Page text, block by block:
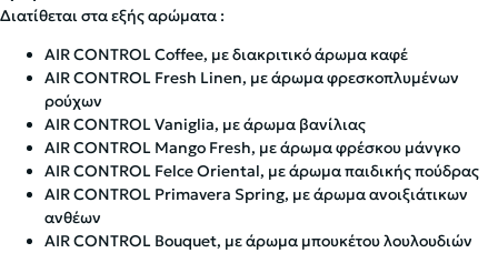
Διατίθεται στα εξής αρώματα :
AIR CONTROL Coffee, με διακριτικό άρωμα καφέ
AIR CONTROL Fresh Linen, με άρωμα φρεσκοπλυμένων
ρούχων
AIR CONTROL Vaniglia, με άρωμα βανίλιας
AIR CONTROL Mango Fresh, με άρωμα φρέσκου μάνγκο
AIR CONTROL Felce Oriental, με άρωμα παιδικής πούδρας
AIR CONTROL Primavera Spring, με άρωμα ανοιξιάτικων
ανθέων
AIR CONTROL Bouquet, με άρωμα μπουκέτου λουλουδιών